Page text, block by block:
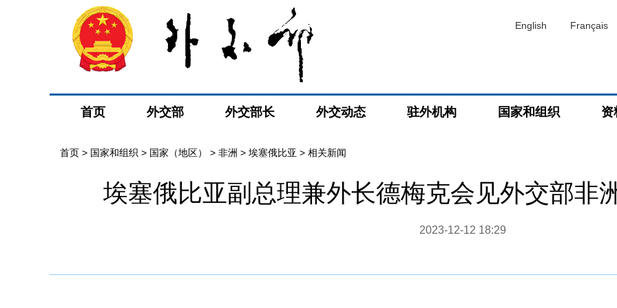
English Français
首页 外交部 外交部长 外交动态 驻外机构 国家和组织 资
首页 > 国家和组织 > 国家（地区） > 非洲 > 埃塞俄比亚 > 相关新闻
埃塞俄比亚副总理兼外长德梅克会见外交部非
2023-12-12 18:29